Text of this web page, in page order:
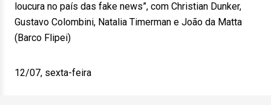
loucura no país das fake news”, com Christian Dunker,
Gustavo Colombini, Natalia Timerman e João da Matta
(Barco Flipei)
12/07, sexta-feira